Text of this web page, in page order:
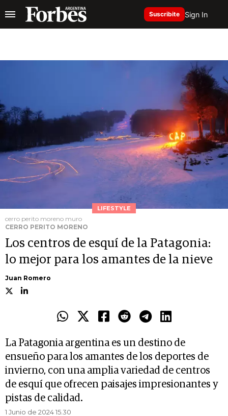
Suscribite Sign In
LIFESTYLE
cerro perito moreno muro
CERRO PERITO MORENO
Los centros de esquí de la Patagonia:
lo mejor para los amantes de la nieve
Juan Romero
La Patagonia argentina es un destino de
ensueño para los amantes de los deportes de
invierno, con una amplia variedad de centros
de esquí que ofrecen paisajes impresionantes y
pistas de calidad.
1 Junio de 2024 15.30